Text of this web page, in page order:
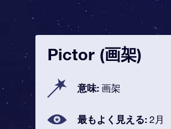
Pictor (画架)
意味: 画架
最もよく見える: 2月